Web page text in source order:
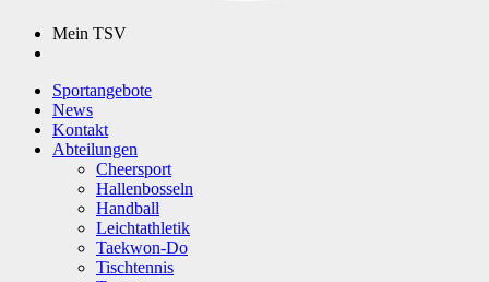
Mein TSV
Sportangebote
News
Kontakt
Abteilungen
Cheersport
Hallenbosseln
Handball
Leichtathletik
Taekwon-Do
Tischtennis